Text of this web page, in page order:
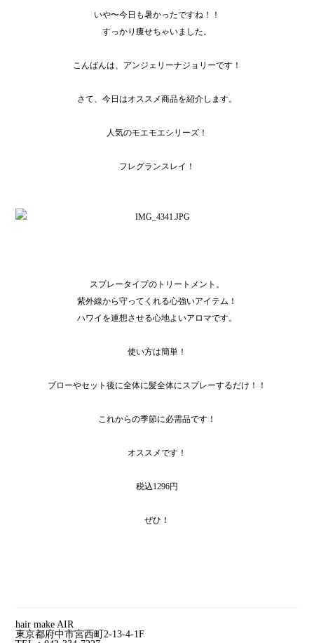
いや〜今日も暑かったですね！！
すっかり痩せちゃいました。
こんばんは、アンジェリーナジョリーです！
さて、今日はオススメ商品を紹介します。
人気のモエモエシリーズ！
フレグランスレイ！
スプレータイプのトリートメント。
紫外線から守ってくれる心強いアイテム！
ハワイを連想させる心地よいアロマです。
使い方は簡単！
ブローやセット後に全体に髪全体にスプレーするだけ！！
これからの季節に必需品です！
オススメです！
税込1296円
ぜひ！
hair make AIR
東京都府中市宮西町2-13-4-1F